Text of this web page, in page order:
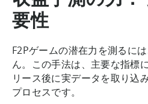
要性
F2Pゲームの潜在力を測るには
ん。この手法は、主要な指標
リース後に実データを取り込
プロセスです。